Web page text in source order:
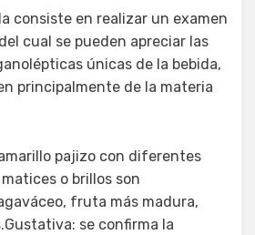
consiste en realizar un examen
cual se pueden apreciar las
únicas de la bebida,
principalmente de la materia
pajizo con diferentes
o brillos son
fruta más madura,
se confirma la